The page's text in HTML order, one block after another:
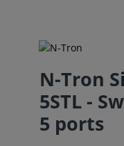
N-Tron
5STL -
5 ports